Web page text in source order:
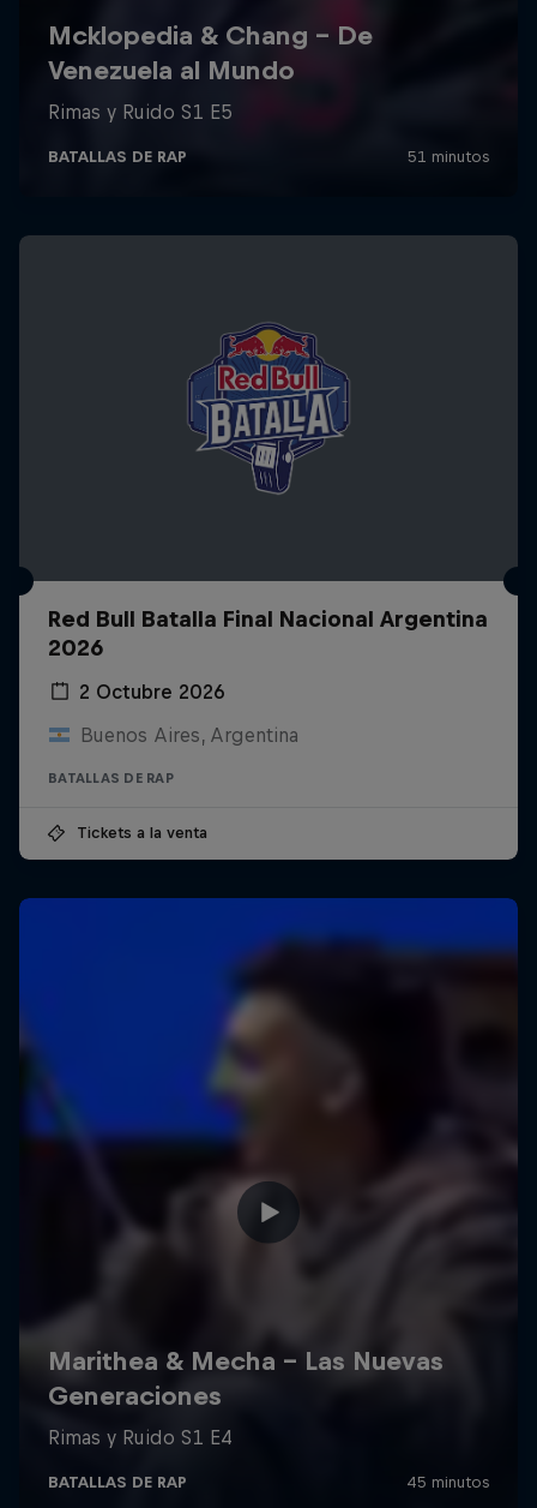
Red Bull Batalla Final Nacional Argentina
2026
2 Octubre 2026
Buenos Aires, Argentina
BATALLAS DE RAP
Tickets a la venta